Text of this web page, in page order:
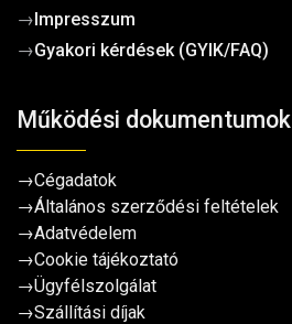
→Impresszum
→Gyakori kérdések (GYIK/FAQ)
Működési dokumentumok
→Cégadatok
→Általános szerződési feltételek
→Adatvédelem
→Cookie tájékoztató
→Ügyfélszolgálat
→Szállítási díjak